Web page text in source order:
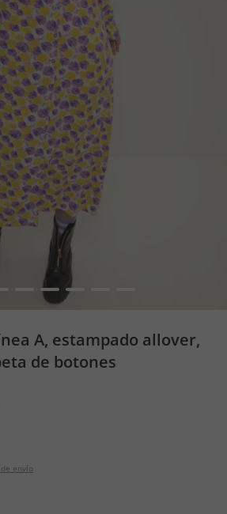
3 4
A, estampado allover,
de botones
envío